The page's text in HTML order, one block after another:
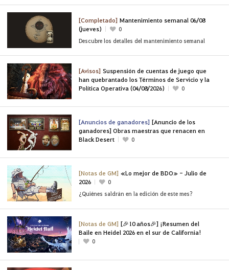
[Completado] Mantenimiento semanal 06/08
(jueves)
0
Descubre los detalles del mantenimiento semanal
[Avisos] Suspensión de cuentas de juego que
han quebrantado los Términos de Servicio y la
Política Operativa (04/08/2026)
0
[Anuncios de ganadores] [Anuncio de los
ganadores] Obras maestras que renacen en
Black Desert
0
[Notas de GM] «Lo mejor de BDO» - Julio de
2026
0
¿Quiénes saldrán en la edición de este mes?
[Notas de GM] [🎉10 años🎉] ¡Resumen del
Baile en Heidel 2026 en el sur de California!
0